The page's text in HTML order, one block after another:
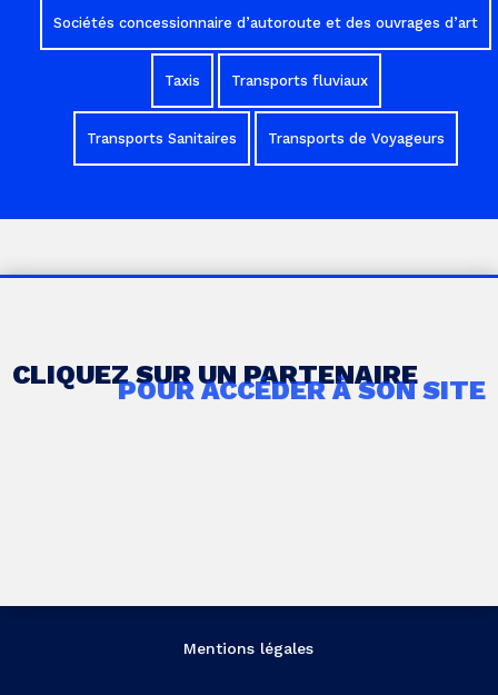
Sociétés concessionnaire d’autoroute et des ouvrages d’art
Taxis Transports fluviaux
Transports Sanitaires Transports de Voyageurs
CLIQUEZ SUR UN PARTENAIRE
POUR ACCÉDER À SON SITE
Mentions légales